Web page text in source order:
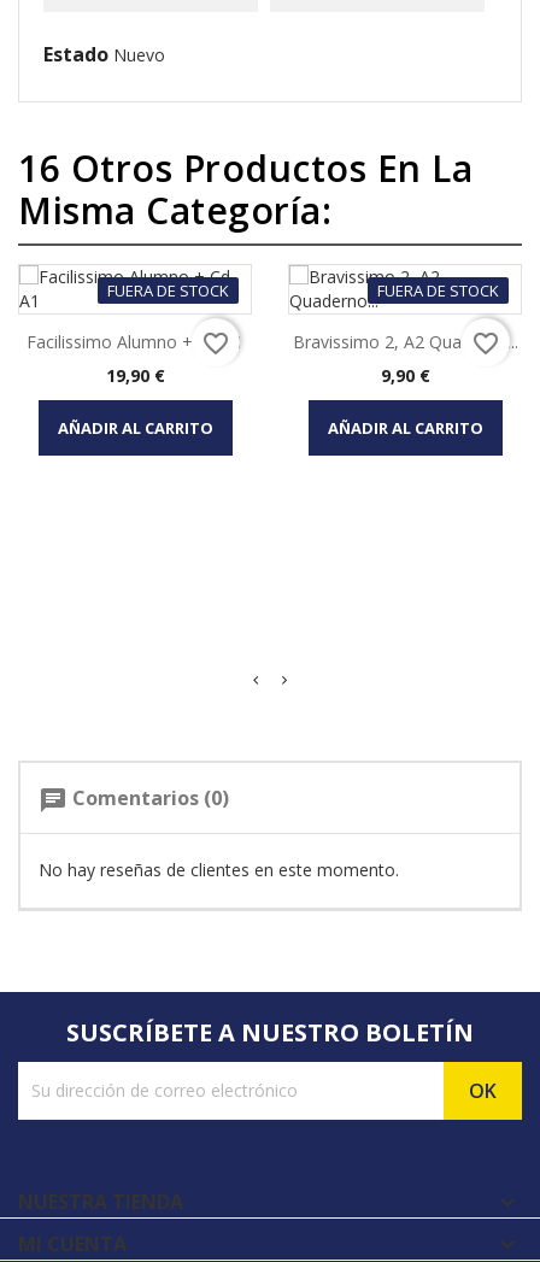
Estado Nuevo
16 Otros Productos En La
Misma Categoría:
FUERA DE STOCK
Facilissimo Alumno + Cd A1
Precio
19,90 €
AÑADIR AL CARRITO
favorite_border
FUERA DE STOCK
Bravissimo 2, A2 Quaderno...
Precio
9,90 €
AÑADIR AL CARRITO
favorite_border
chat Comentarios (0)
No hay reseñas de clientes en este momento.
SUSCRÍBETE A NUESTRO BOLETÍN
NUESTRA TIENDA 
MI CUENTA 